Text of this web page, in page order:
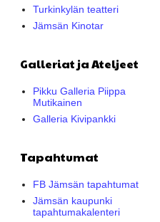
Turkinkylän teatteri
Jämsän Kinotar
Galleriat ja Ateljeet
Pikku Galleria Piippa
Mutikainen
Galleria Kivipankki
Tapahtumat
FB Jämsän tapahtumat
Jämsän kaupunki
tapahtumakalenteri